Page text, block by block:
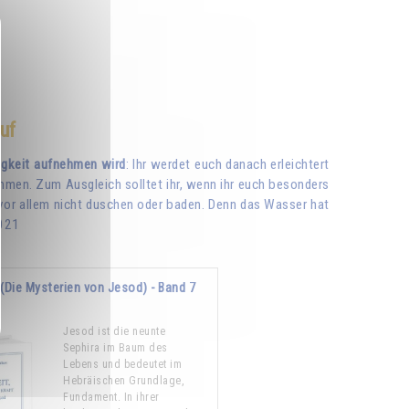
aufnehmen wird : Ihr werdet euch danach erleichtert
Zum Ausgleich solltet ihr, wenn ihr euch besonders
allem nicht duschen oder baden. Denn das Wasser hat
(Die Mysterien von Jesod) - Band 7
Jesod ist die neunte
Sephira im Baum des
Lebens und bedeutet im
Hebräischen Grundlage,
Fundament. In ihrer